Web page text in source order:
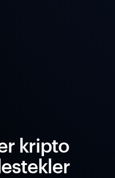
kripto